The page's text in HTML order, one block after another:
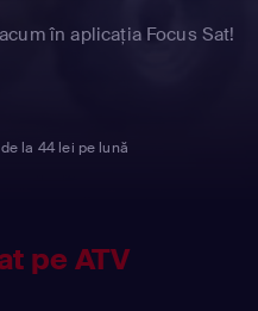
în aplicația Focus Sat!
la 44 lei pe lună
pe ATV